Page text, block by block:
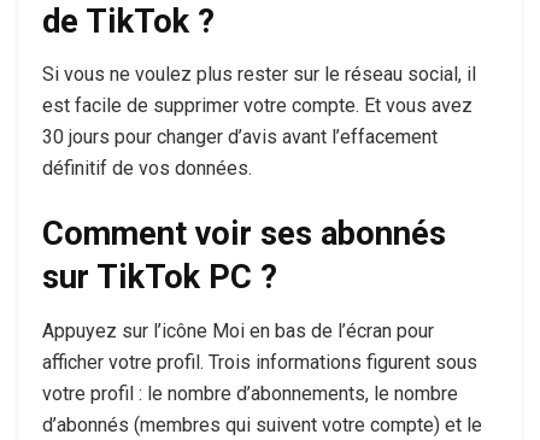
de TikTok ?
Si vous ne voulez plus rester sur le réseau social, il
est facile de supprimer votre compte. Et vous avez
30 jours pour changer d’avis avant l’effacement
définitif de vos données.
Comment voir ses abonnés
sur TikTok PC ?
Appuyez sur l’icône Moi en bas de l’écran pour
afficher votre profil. Trois informations figurent sous
votre profil : le nombre d’abonnements, le nombre
d’abonnés (membres qui suivent votre compte) et le